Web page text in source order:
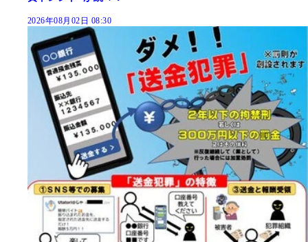
2026年08月02日 08:30